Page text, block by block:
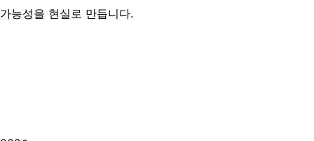
가능성을 현실로 만듭니다.